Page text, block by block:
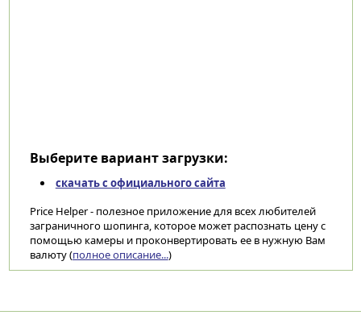
Выберите вариант загрузки:
скачать с официального сайта
Price Helper - полезное приложение для всех любителей
заграничного шопинга, которое может распознать цену с
помощью камеры и проконвертировать ее в нужную Вам
валюту (полное описание...)